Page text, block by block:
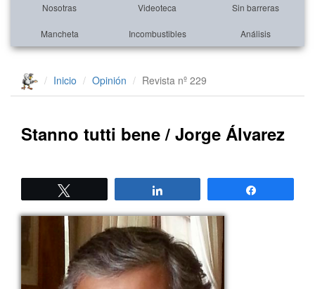
Nosotras Videoteca Sin barreras
Mancheta Incombustibles Análisis
Inicio Opinión Revista nº 229
Stanno tutti bene / Jorge Álvarez